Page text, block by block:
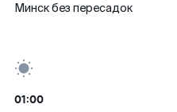
Минск без пересадок
01:00